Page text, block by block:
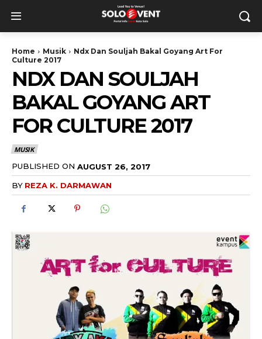
Home Musik
Ndx Dan Souljah Bakal Goyang Art For
Culture 2017
NDX DAN SOULJAH
BAKAL GOYANG ART
FOR CULTURE 2017
MUSIK
PUBLISHED ON AUGUST 26, 2017
BY REZA K. DARMAWAN